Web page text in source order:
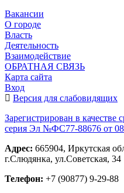
Вакансии
О городе
Власть
Деятельность
Взаимодействие
ОБРАТНАЯ СВЯЗЬ
Карта сайта
Вход
Версия для слабовидящих
Зарегистрирован в
серия Эл №ФС77-88676 от 08
Адрес: 665904, Иркутская
г.Слюдянка, ул.Советская, 34
Телефон: +7 (90877) 9-29-88